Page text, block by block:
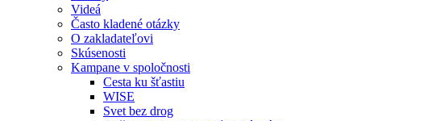
Videá
Často kladené otázky
O zakladateľovi
Skúsenosti
Kampane v spoločnosti
Cesta ku šťastiu
WISE
Svet bez drog